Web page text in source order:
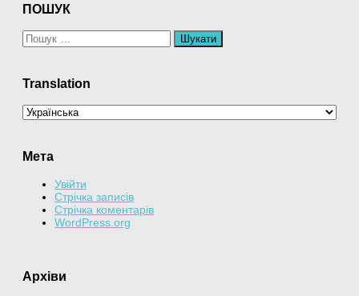
ПОШУК
Пошук:
Translation
Мета
Увійти
Стрічка записів
Стрічка коментарів
WordPress.org
Архіви